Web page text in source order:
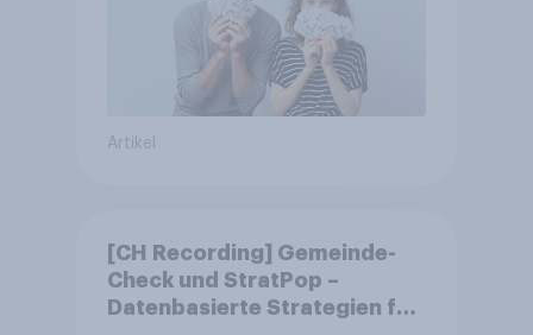
Artikel
[CH Recording] Gemeinde-
Check und StratPop –
Datenbasierte Strategien für